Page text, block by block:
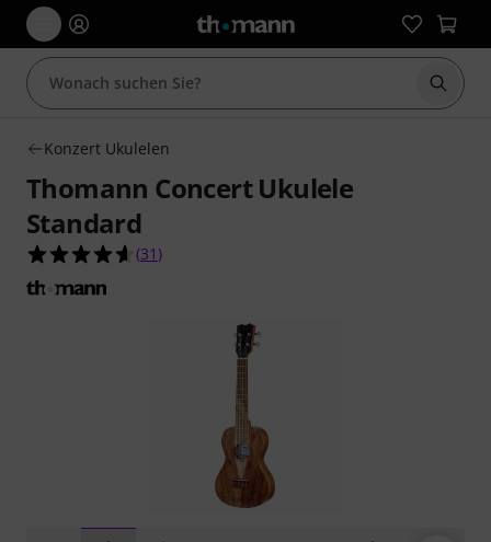
Suche
Konzert Ukulelen
Thomann Concert Ukulele
Standard
4.6 von 5 Sternen aus 31 Kundenbewertungen
(31 )